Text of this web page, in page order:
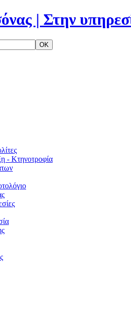
- Κτηνοτροφία